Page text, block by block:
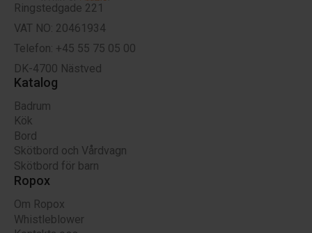
Ringstedgade 221
VAT NO: 20461934
Telefon: +45 55 75 05 00
DK-4700 Nästved
Katalog
Badrum
Kök
Bord
Skötbord och Vårdvagn
Skötbord för barn
Ropox
Om Ropox
Whistleblower